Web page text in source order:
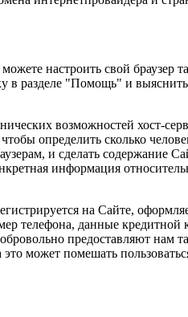
настроить свой браузер
в разделе "Помощь" и
возможностей хост-
определить сколько
и сделать содержание
информация
на Сайте,
телефона, данные кредитной
предоставляют нам
может помешать